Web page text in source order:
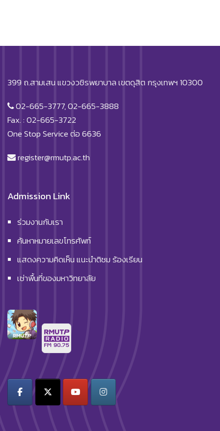
399 ถ.สามเสน แขวงวชิรพยาบาล เขตดุสิต กรุงเทพฯ 10300
02-665-3777, 02-665-3888
Fax. : 02-665-3722
One Stop Service ต่อ 6636
register@rmutp.ac.th
Admission Link
ร่วมงานกับเรา
ค้นหาหมายเลขโทรศัพท์
แสดงความคิดเห็น แนะนำติชม ร้องเรียน
เช่าพื้นที่ของมหาวิทยาลัย